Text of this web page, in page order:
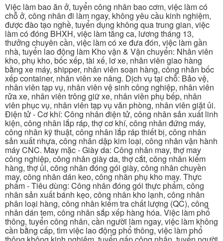
Việc làm bao ăn ở, tuyển công nhân bao cơm, việc làm có
chỗ ở, công nhân đi làm ngay, không yêu cầu kinh nghiệm,
được đào tạo nghề, tuyển dụng không qua trung gian, việc
làm có đóng BHXH, việc làm tăng ca, lương tháng 13,
thưởng chuyên cần, việc làm có xe đưa đón, việc làm gần
nhà, tuyển lao động làm Kho vận & Vận chuyển: Nhân viên
kho, phụ kho, bốc xếp, tài xế, lơ xe, nhân viên giao hàng
bằng xe máy, shipper, nhân viên soạn hàng, công nhân bốc
xếp container, nhân viên xe nâng. Dịch vụ tại chỗ: Bảo vệ,
nhân viên tạp vụ, nhân viên vệ sinh công nghiệp, nhân viên
rửa xe, nhân viên trông giữ xe, nhân viên phụ bếp, nhân
viên phục vụ, nhân viên tạp vụ văn phòng, nhân viên giặt ủi.
Điện tử - Cơ khí: Công nhân điện tử, công nhân sản xuất linh
kiện, công nhân lắp ráp, thợ cơ khí, công nhân đứng máy,
công nhân kỹ thuật, công nhân lắp ráp thiết bị, công nhân
sản xuất nhựa, công nhân dập kim loại, công nhân vận hành
máy CNC. May mặc - Giày da: Công nhân may, thợ may
công nghiệp, công nhân giày da, thợ cắt, công nhân kiểm
hàng, thợ ủi, công nhân đóng gói giày, công nhân chuyền
may, công nhân dán keo, công nhân phụ kho may. Thực
phẩm - Tiêu dùng: Công nhân đóng gói thực phẩm, công
nhân sản xuất bánh kẹo, công nhân kho lạnh, công nhân
phân loại hàng, công nhân kiểm tra chất lượng (QC), công
nhân dán tem, công nhân sắp xếp hàng hóa. Việc làm phổ
thông, tuyển công nhân, cần người làm ngay, việc làm không
cần bằng cấp, tìm việc lao động phổ thông, việc làm phổ